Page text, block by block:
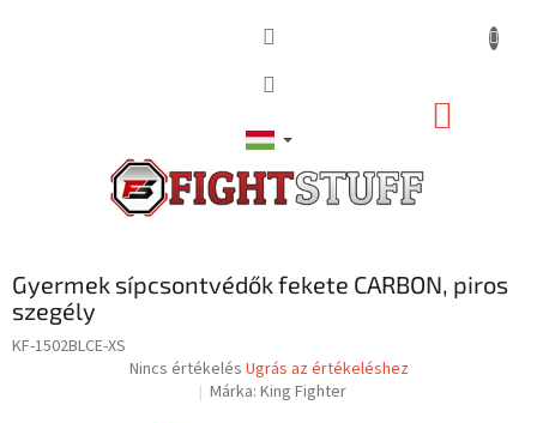
Gyermek sípcsontvédők fekete CARBON, piros
szegély
KF-1502BLCE-XS
A
Nincs értékelés Ugrás az értékeléshez
Márka:King Fighter